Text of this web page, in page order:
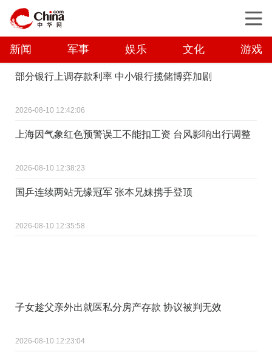
新闻 军事 娱乐 文化 游戏
部分银行上调存款利率 中小银行揽储博弈加剧
2026-08-10 12:42:06
上海因气象红色预警误工不能扣工资 台风影响出行调整
2026-08-10 12:38:23
国乒连续两站无缘冠军 张本兄妹携手登顶
2026-08-10 12:35:58
子女趁父亲外出就医私分房产存款 协议被判无效
2026-08-10 12:23:04